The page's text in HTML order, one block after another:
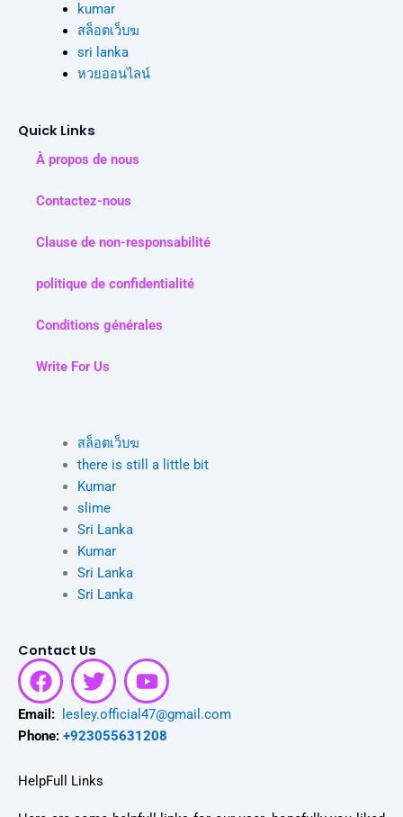
kumar
สล็อตเว็บฆ
sri lanka
หวยออนไลน์
Quick Links
À propos de nous
Contactez-nous
Clause de non-responsabilité
politique de confidentialité
Conditions générales
Write For Us
สล็อตเว็บฆ
there is still a little bit
Kumar
slime
Sri Lanka
Kumar
Sri Lanka
Sri Lanka
Contact Us
F
a
c
e
o
T
w
i
t
e
Y
o
u
t
Email:
lesley.official47@gmail.com
Phone: +923055631208
HelpFull Links